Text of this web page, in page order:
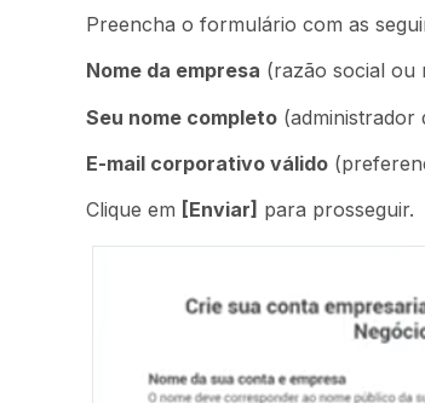
Preencha o formulário com as
Nome da empresa (razão social ou
Seu nome completo(administrador
E-mail corporativo válido
Clique em [Enviar] para prosseguir.